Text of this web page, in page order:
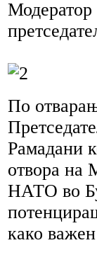
По
Рамадани
отвора на
НАТО во
како